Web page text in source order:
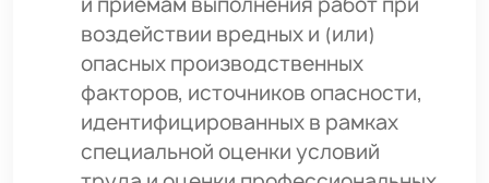
воздействии вредных и (или)
опасных производственных
факторов, источников опасности,
идентифицированных в рамках
специальной оценки условий